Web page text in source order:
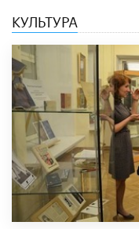
КУЛЬТУРА